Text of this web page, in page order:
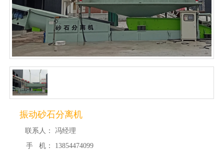
振动砂石分离机
联系人：
冯经理
手 机：
13854474099